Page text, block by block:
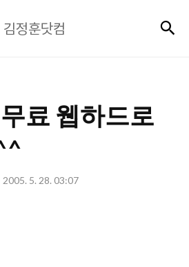
정
김정훈닷컴
료 웹하드로
2005. 5. 28. 03:07